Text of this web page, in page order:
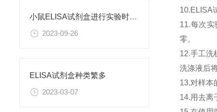
小鼠ELISA试剂盒进行实验时需要注意什么呢？
2023-09-26
ELISA试剂盒种类繁多
2023-03-07
10.ELISA
11.每次
零。
12.手工洗
洗涤液后
13.对样本
14.用去离